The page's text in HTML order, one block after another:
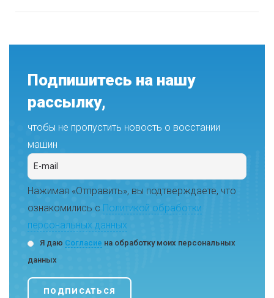
Подпишитесь на нашу
рассылку,
чтобы не пропустить новость о восстании
машин
Нажимая «Отправить», вы подтверждаете, что
ознакомились с Политикой обработки
персональных данных
Я даю Согласие на обработку моих персональных
данных